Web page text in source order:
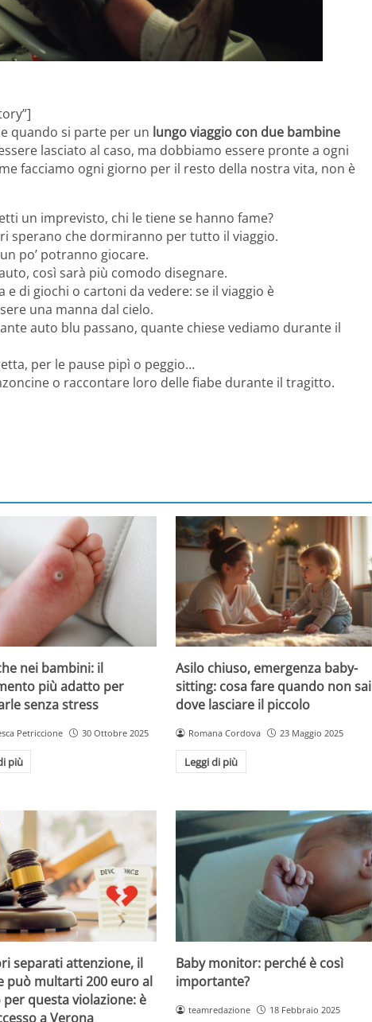
quando si parte per un lungo viaggio con due bambine
lasciato al caso, ma dobbiamo essere pronte a ogni
facciamo ogni giorno per il resto della nostra vita, non è
un imprevisto, chi le tiene se hanno fame?
sperano che dormiranno per tutto il viaggio.
po’ potranno giocare.
così sarà più comodo disegnare.
di giochi o cartoni da vedere: se il viaggio è
una manna dal cielo.
auto blu passano, quante chiese vediamo durante il
per le pause pipì o peggio…
o raccontare loro delle fiabe durante il tragitto.
nei bambini: il
più adatto per
senza stress
Petriccione 30 Ottobre 2025
più
Asilo chiuso, emergenza baby-
sitting: cosa fare quando non sai
dove lasciare il piccolo
Romana Cordova 23 Maggio 2025
Leggi di più
separati attenzione, il
può multarti 200 euro al
questa violazione: è
a Verona
Baby monitor: perché è così
importante?
teamredazione 18 Febbraio 2025